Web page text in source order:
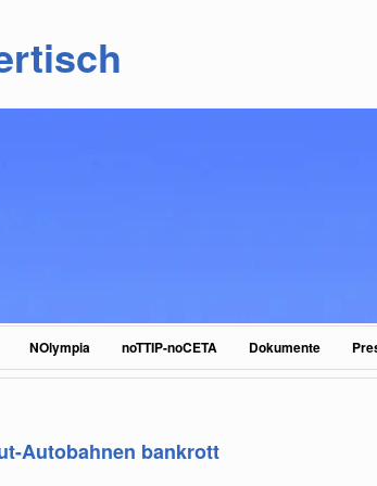
NOlympia noTTIP-noCETA Dokumente
Autobahnen bankrott